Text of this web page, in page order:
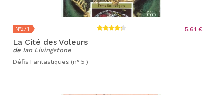
N°271 5.61 €
La Cité des Voleurs
de Ian Livingstone
Défis Fantastiques (n° 5 )